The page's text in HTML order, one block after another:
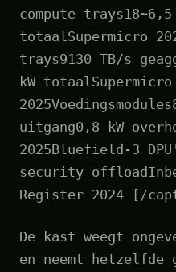
compute trays18~6,5
totaalSupermicro
trays9130 TB/s
kW totaalSupermicro
uitgang0,8 kW
2025Bluefield‑3
security
Register 2024 [/
De kast weegt
en neemt hetzelfde